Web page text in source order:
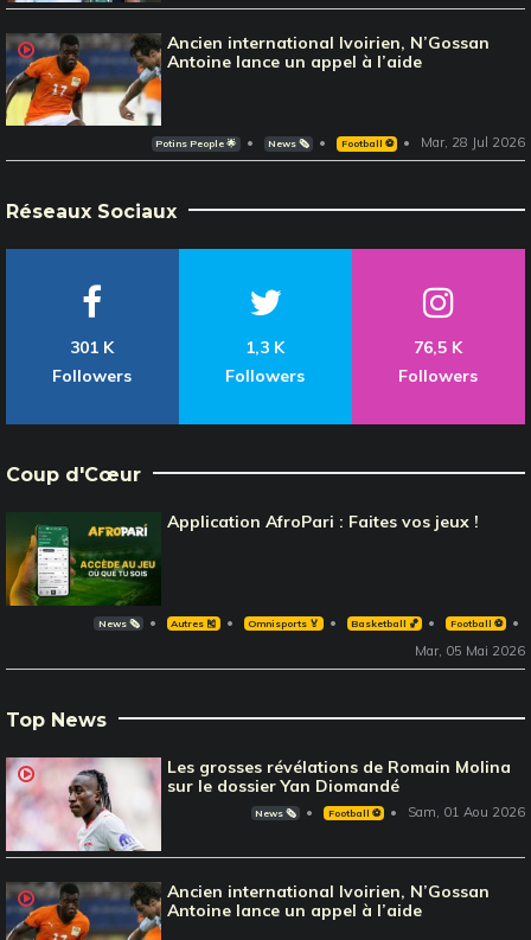
Ancien international Ivoirien, N’Gossan
Antoine lance un appel à l’aide
Potins People 🌟 News 🗞️ Football ⚽️ Mar, 28 Jul 2026
Réseaux Sociaux
301 K
Followers
1,3 K
Followers
76,5 K
Followers
Coup d'Cœur
Application AfroPari : Faites vos jeux !
News 🗞️ Autres 🎽 Omnisports 🏅 Basketball 🏀 Football ⚽️
Mar, 05 Mai 2026
Top News
Les grosses révélations de Romain Molina
sur le dossier Yan Diomandé
News 🗞️ Football ⚽️ Sam, 01 Aou 2026
Ancien international Ivoirien, N’Gossan
Antoine lance un appel à l’aide